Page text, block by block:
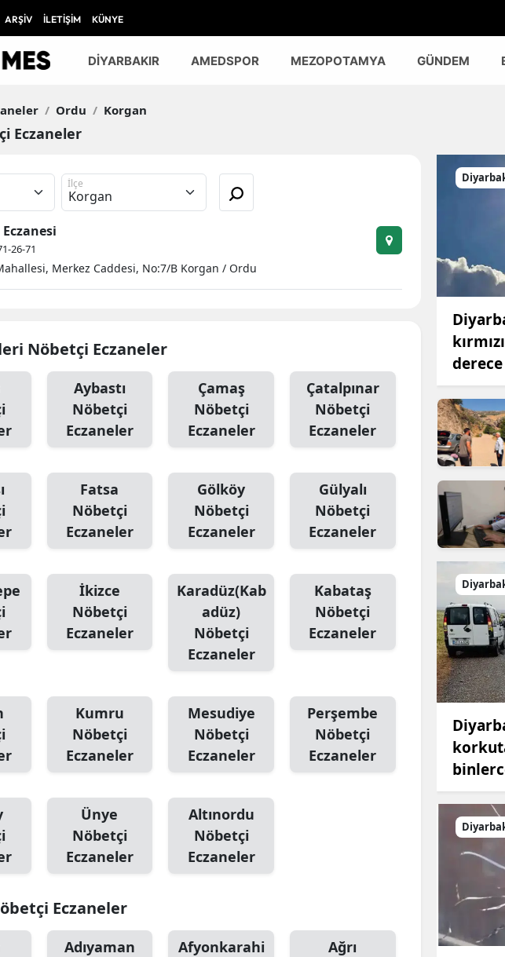
ARŞİV İLETİŞİM KÜNYE
DİYARBAKIR AMEDSPOR MEZOPOTAMYA GÜNDEM
/ Ordu / Korgan
Eczaneler
İlçe
26-71
Merkez Caddesi, No:7/B Korgan / Ordu
Nöbetçi Eczaneler
Aybastı
Nöbetçi
Eczaneler
Çamaş
Nöbetçi
Eczaneler
Çatalpınar
Nöbetçi
Eczaneler
Fatsa
Nöbetçi
Eczaneler
Gölköy
Nöbetçi
Eczaneler
Gülyalı
Nöbetçi
Eczaneler
İkizce
Nöbetçi
Eczaneler
Karadüz(Kab
adüz)
Nöbetçi
Eczaneler
Kabataş
Nöbetçi
Eczaneler
Kumru
Nöbetçi
Eczaneler
Mesudiye
Nöbetçi
Eczaneler
Perşembe
Nöbetçi
Eczaneler
Ünye
Nöbetçi
Eczaneler
Altınordu
Nöbetçi
Eczaneler
Eczaneler
Adıyaman
Afyonkarahi
Ağrı
derece